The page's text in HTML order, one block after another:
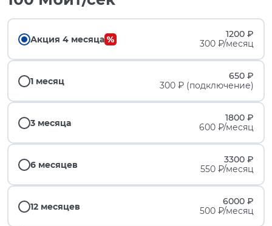
Акция 4 месяца
1200 ₽
300 ₽/месяц
1 месяц
650 ₽
300 ₽ (подключение)
3 месяца
1800 ₽
600 ₽/месяц
6 месяцев
3300 ₽
550 ₽/месяц
12 месяцев
6000 ₽
500 ₽/месяц